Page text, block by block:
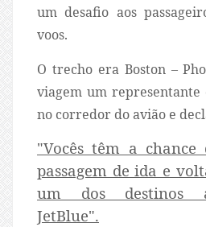
um desafio aos
voos.
O trecho era Boston –
viagem um
no corredor do avião e
"Vocês têm a
passagem de ida e
um dos destinos
JetBlue".